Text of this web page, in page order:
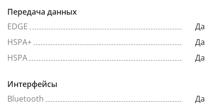
Передача данных
EDGE
Да
HSPA+
Да
HSPA
Да
Интерфейсы
Bluetooth
Да